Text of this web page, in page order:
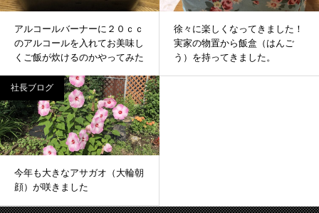
アルコールバーナーに２０ｃｃ
のアルコールを入れてお美味し
くご飯が炊けるのかやってみた
徐々に楽しくなってきました！
実家の物置から飯盒（はんご
う）を持ってきました。
社長ブログ
今年も大きなアサガオ（大輪朝
顔）が咲きました